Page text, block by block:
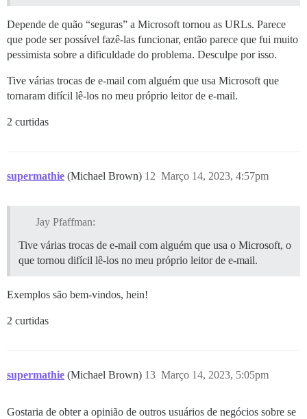
Depende de quão “seguras” a Microsoft tornou as URLs. Parece
que pode ser possível fazê-las funcionar, então parece que fui muito
pessimista sobre a dificuldade do problema. Desculpe por isso.
Tive várias trocas de e-mail com alguém que usa Microsoft que
tornaram difícil lê-los no meu próprio leitor de e-mail.
2 curtidas
supermathie (Michael Brown) Março 14, 2023, 4:57pm
12
Jay Pfaffman:
Tive várias trocas de e-mail com alguém que usa o Microsoft, o
que tornou difícil lê-los no meu próprio leitor de e-mail.
Exemplos são bem-vindos, hein!
2 curtidas
supermathie (Michael Brown) Março 14, 2023, 5:05pm
13
Gostaria de obter a opinião de outros usuários de negócios sobre se